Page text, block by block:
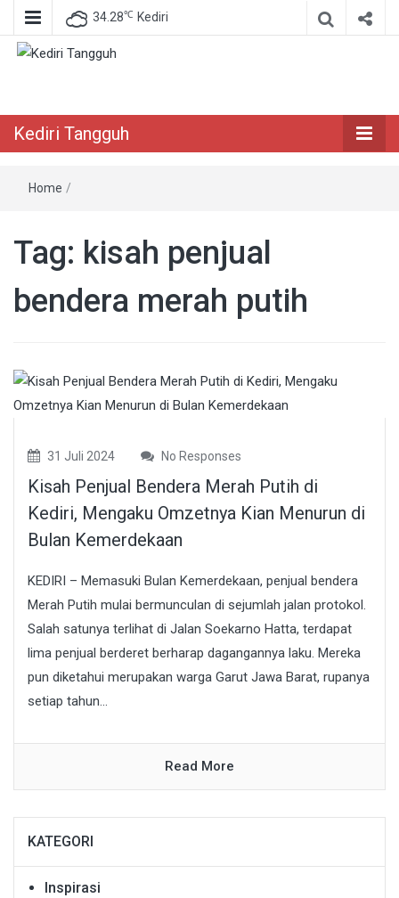
34.28℃ Kediri
Kediri Tangguh
Home /
Tag: kisah penjual
bendera merah putih
31 Juli 2024 No Responses
Kisah Penjual Bendera Merah Putih di
Kediri, Mengaku Omzetnya Kian Menurun di
Bulan Kemerdekaan
KEDIRI – Memasuki Bulan Kemerdekaan, penjual bendera
Merah Putih mulai bermunculan di sejumlah jalan protokol.
Salah satunya terlihat di Jalan Soekarno Hatta, terdapat
lima penjual berderet berharap dagangannya laku. Mereka
pun diketahui merupakan warga Garut Jawa Barat, rupanya
setiap tahun...
Read More
KATEGORI
Inspirasi